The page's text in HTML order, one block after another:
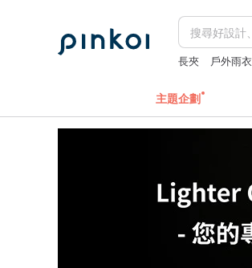
長夾 戶外雨衣
主題企劃